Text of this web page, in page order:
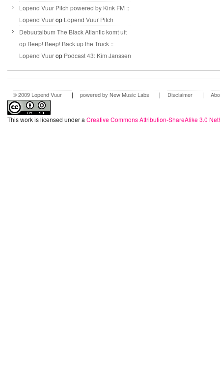
Lopend Vuur Pitch powered by Kink FM ::
Lopend Vuurop Lopend Vuur Pitch
Debuutalbum The Black Atlantic komt uit
op Beep! Beep! Back up the Truck ::
Lopend Vuurop Podcast 43: Kim Janssen
© 2009 Lopend Vuur | powered by New Music Labs | Disclaimer |
This work is licensed under a Creative Commons Attribution-ShareAlike 3.0